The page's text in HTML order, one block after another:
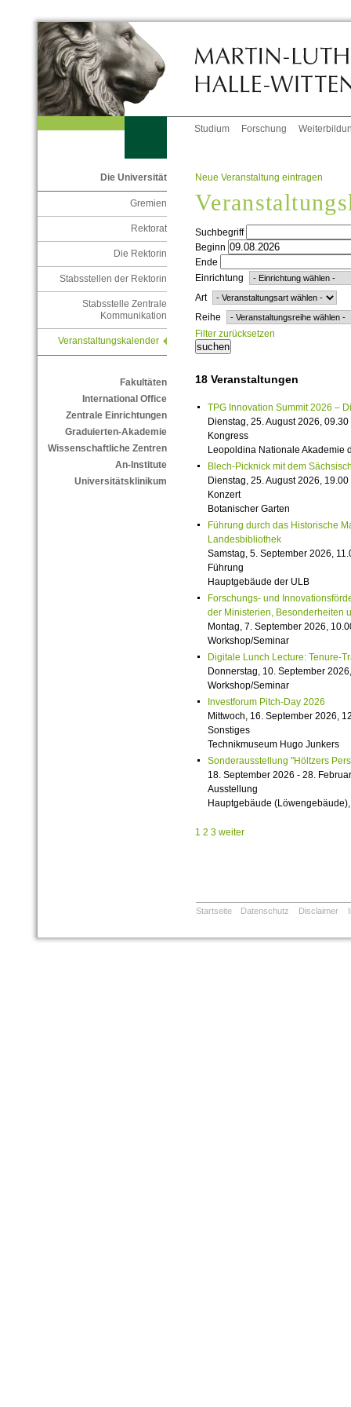
Studium Forschung
Die Universität
Gremien
Rektorat
Die Rektorin
Stabsstellen der Rektorin
Stabsstelle Zentrale
Kommunikation
Veranstaltungskalender
Fakultäten
International Office
Zentrale Einrichtungen
Graduierten-Akademie
Wissenschaftliche Zentren
An-Institute
Universitätsklinikum
Neue Veranstaltung eintragen
Suchbegriff
Beginn
Ende
Einrichtung
Art
Reihe
Filter zurücksetzen
18 Veranstaltungen
TPG Innovation Summit 2026 –
Dienstag, 25. August 2026,
Kongress
Leopoldina Nationale Akademie
Blech-Picknick mit dem
Dienstag, 25. August 2026,
Konzert
Botanischer Garten
Führung durch das Historische
Landesbibliothek
Samstag, 5. September 2026,
Führung
Hauptgebäude der ULB
Forschungs- und
der Ministerien, Besonderheiten
Montag, 7. September 2026,
Workshop/Seminar
Digitale Lunch Lecture: Tenure-
Donnerstag, 10. September
Workshop/Seminar
Investforum Pitch-Day 2026
Mittwoch, 16. September 2026,
Sonstiges
Technikmuseum Hugo Junkers
Sonderausstellung "Höltzers
18. September 2026 - 28.
Ausstellung
Hauptgebäude
1 2 3 weiter
Startseite Datenschutz Disclaimer